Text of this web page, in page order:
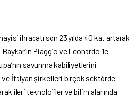
ihracatı son 23 yılda 40 kat artarak
Baykar’ın Piaggio ve Leonardo ile
savunma kabiliyetlerini
ve İtalyan şirketleri birçok sektörde
ileri teknolojiler ve bilim alanında